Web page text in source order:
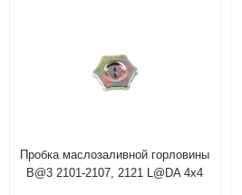
Пробка маслозаливной горловины
B@3 2101-2107, 2121 L@DA 4х4